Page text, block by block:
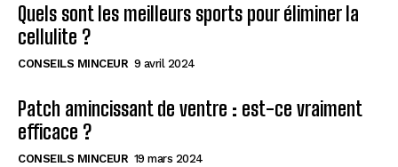
Quels sont les meilleurs sports pour éliminer la
cellulite ?
CONSEILS MINCEUR 9 avril 2024
Patch amincissant de ventre : est-ce vraiment
efficace ?
CONSEILS MINCEUR 19 mars 2024